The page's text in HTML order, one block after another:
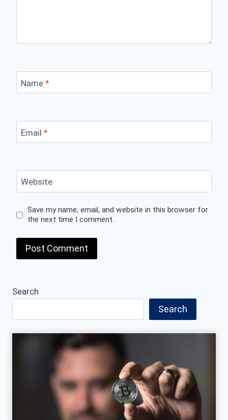
Name *
Email *
Website
Save my name, email, and website in this browser for
the next time I comment.
Search
Search